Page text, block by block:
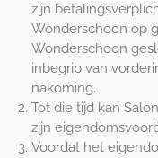
zijn
Wonderschoon op
Wonderschoon
inbegrip van
nakoming.
Tot die tijd kan
zijn
Voordat het